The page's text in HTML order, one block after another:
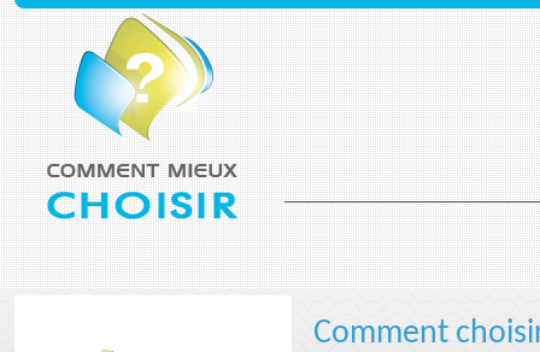
Comment